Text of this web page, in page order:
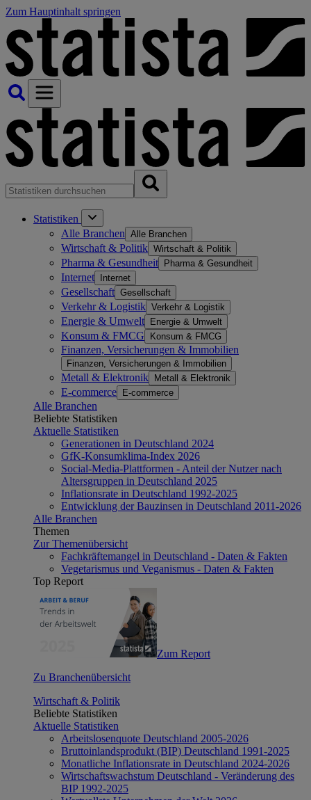
Zum Hauptinhalt springen
Statistiken
Alle Branchen Alle Branchen
Wirtschaft & Politik Wirtschaft & Politik
Pharma & Gesundheit Pharma & Gesundheit
Internet Internet
Gesellschaft Gesellschaft
Verkehr & Logistik Verkehr & Logistik
Energie & Umwelt Energie & Umwelt
Konsum & FMCG Konsum & FMCG
Finanzen, Versicherungen & Immobilien
Finanzen, Versicherungen & Immobilien
Metall & Elektronik Metall & Elektronik
E-commerce E-commerce
Alle Branchen
Beliebte Statistiken
Aktuelle Statistiken
Generationen in Deutschland 2024
GfK-Konsumklima-Index 2026
Social-Media-Plattformen - Anteil der Nutzer nach
Altersgruppen in Deutschland 2025
Inflationsrate in Deutschland 1992-2025
Entwicklung der Bauzinsen in Deutschland 2011-2026
Alle Branchen
Themen
Zur Themenübersicht
Fachkräftemangel in Deutschland - Daten & Fakten
Vegetarismus und Veganismus - Daten & Fakten
Top Report
Zum Report
Zu Branchenübersicht
Wirtschaft & Politik
Beliebte Statistiken
Aktuelle Statistiken
Arbeitslosenquote Deutschland 2005-2026
Bruttoinlandsprodukt (BIP) Deutschland 1991-2025
Monatliche Inflationsrate in Deutschland 2024-2026
Wirtschaftswachstum Deutschland - Veränderung des
BIP 1992-2025